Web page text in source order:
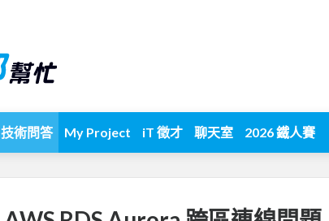
技術問答 My Project iT 徵才 聊天室 2026 鐵人賽